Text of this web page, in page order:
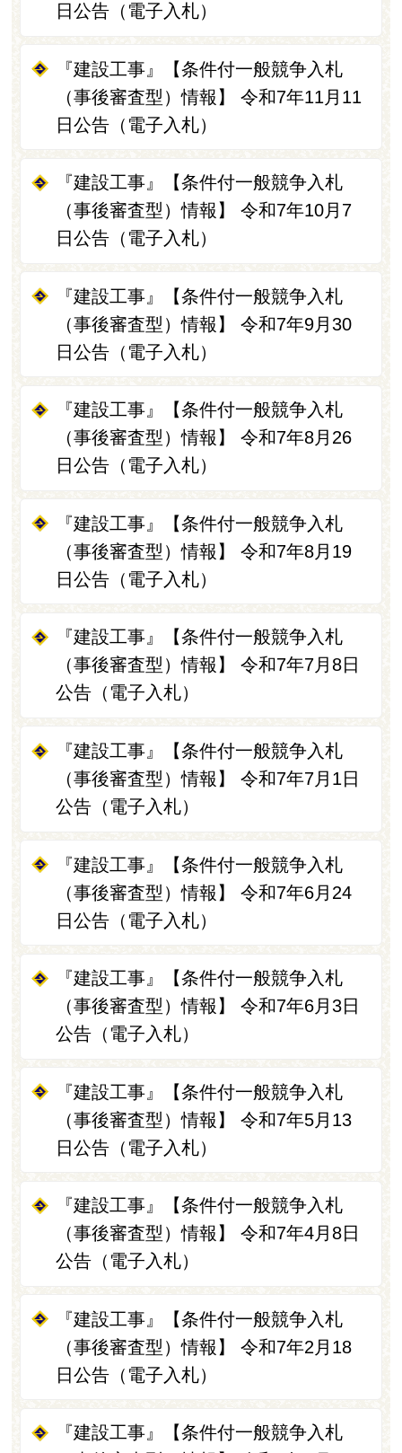
日公告（電子入札）
『建設工事』【条件付一般競争入札
（事後審査型）情報】 令和7年11月11
日公告（電子入札）
『建設工事』【条件付一般競争入札
（事後審査型）情報】 令和7年10月7
日公告（電子入札）
『建設工事』【条件付一般競争入札
（事後審査型）情報】 令和7年9月30
日公告（電子入札）
『建設工事』【条件付一般競争入札
（事後審査型）情報】 令和7年8月26
日公告（電子入札）
『建設工事』【条件付一般競争入札
（事後審査型）情報】 令和7年8月19
日公告（電子入札）
『建設工事』【条件付一般競争入札
（事後審査型）情報】 令和7年7月8日
公告（電子入札）
『建設工事』【条件付一般競争入札
（事後審査型）情報】 令和7年7月1日
公告（電子入札）
『建設工事』【条件付一般競争入札
（事後審査型）情報】 令和7年6月24
日公告（電子入札）
『建設工事』【条件付一般競争入札
（事後審査型）情報】 令和7年6月3日
公告（電子入札）
『建設工事』【条件付一般競争入札
（事後審査型）情報】 令和7年5月13
日公告（電子入札）
『建設工事』【条件付一般競争入札
（事後審査型）情報】 令和7年4月8日
公告（電子入札）
『建設工事』【条件付一般競争入札
（事後審査型）情報】 令和7年2月18
日公告（電子入札）
『建設工事』【条件付一般競争入札